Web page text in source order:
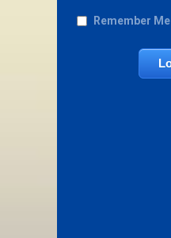
Remember Me